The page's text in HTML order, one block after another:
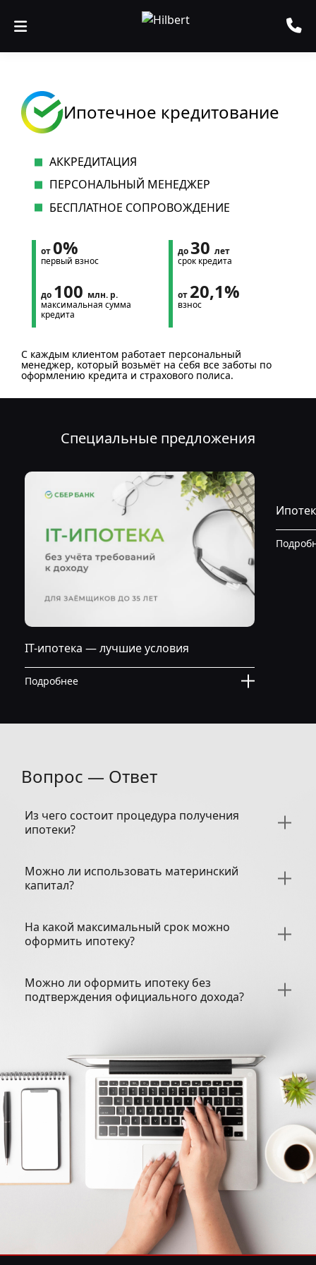
Ипотечное кредитование
АККРЕДИТАЦИЯ
ПЕРСОНАЛЬНЫЙ МЕНЕДЖЕР
БЕСПЛАТНОЕ СОПРОВОЖДЕНИЕ
от0%
первый взнос
до 100 млн. р.
максимальная сумма
кредита
до 30 лет
срок кредита
от 20,1%
взнос
С каждым клиентом работает персональный
менеджер, который возьмёт на себя все заботы по
оформлению кредита и страхового полиса.
Специальные предложения
IT-ипотека — лучшие условия
Подробнее
Вопрос — Ответ
Из чего состоит процедура получения
ипотеки?
Можно ли использовать материнский
капитал?
На какой максимальный срок можно
оформить ипотеку?
Можно ли оформить ипотеку без
подтверждения официального дохода?